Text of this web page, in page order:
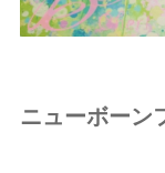
ニューボーン